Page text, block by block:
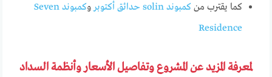
كما يقترب منكمبوند solin حدائق أكتوبر وكمبوندSeven
Residence
لمعرفة المزيد عن المشروع وتفاصيل الأسعار وأنظمة السداد